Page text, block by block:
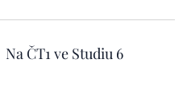
Na ČT1 ve Studiu 6